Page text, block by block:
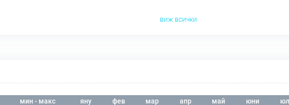
виж всички
мин - макс яну фев мар апр май юни